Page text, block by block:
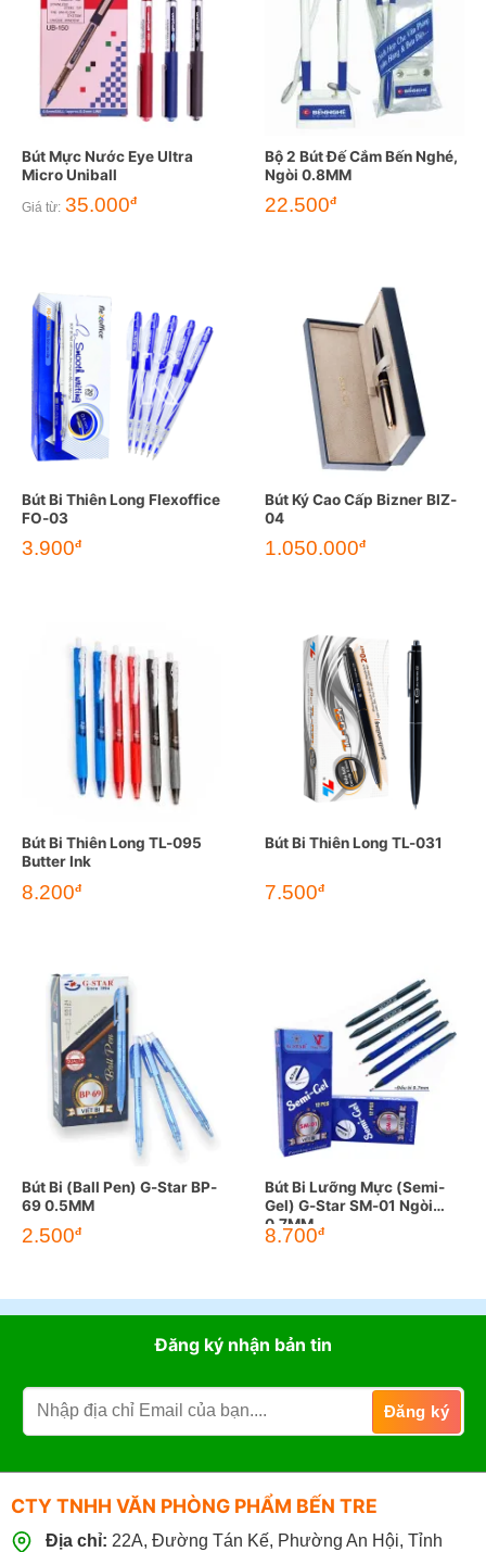
Bút Mực Nước Eye Ultra
Micro Uniball
Giá từ: 35.000đ
Bộ 2 Bút Đế Cắm Bến Nghé,
Ngòi 0.8MM
22.500đ
Bút Bi Thiên Long Flexoffice
FO-03
3.900đ
Bút Ký Cao Cấp Bizner BIZ-
04
1.050.000đ
Bút Bi Thiên Long TL-095
Butter Ink
8.200đ
Bút Bi Thiên Long TL-031
7.500đ
Bút Bi (Ball Pen) G-Star BP-
69 0.5MM
2.500đ
Bút Bi Lưỡng Mực (Semi-
Gel) G-Star SM-01 Ngòi
0.7MM
8.700đ
Đăng ký nhận bản tin
CTY TNHH VĂN PHÒNG PHẨM BẾN TRE
Địa chỉ: 22A, Đường Tán Kế, Phường An Hội, Tỉnh